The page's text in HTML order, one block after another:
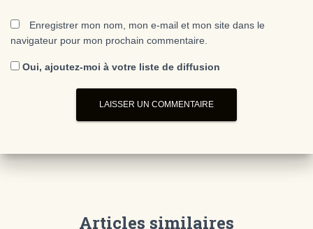
Enregistrer mon nom, mon e-mail et mon site dans le
navigateur pour mon prochain commentaire.
Oui, ajoutez-moi à votre liste de diffusion
Articles similaires